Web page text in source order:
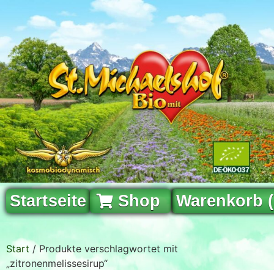
Startseite Shop Warenkorb
Start / Produkte verschlagwortet mit
„zitronenmelissesirup“